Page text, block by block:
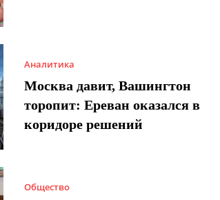
Аналитика
Москва давит, Вашингтон
торопит: Ереван оказался в
коридоре решений
Общество